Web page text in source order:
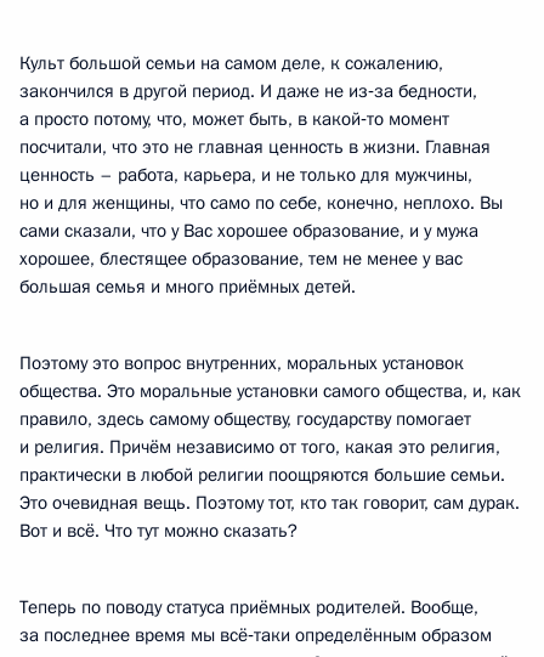
Культ большой семьи на самом деле, к сожалению,
закончился в другой период. И даже не из‑за бедности,
а просто потому, что, может быть, в какой‑то момент
посчитали, что это не главная ценность в жизни. Главная
ценность – работа, карьера, и не только для мужчины,
но и для женщины, что само по себе, конечно, неплохо. Вы
сами сказали, что у Вас хорошее образование, и у мужа
хорошее, блестящее образование, тем не менее у вас
большая семья и много приёмных детей.
Поэтому это вопрос внутренних, моральных установок
общества. Это моральные установки самого общества, и, как
правило, здесь самому обществу, государству помогает
и религия. Причём независимо от того, какая это религия,
практически в любой религии поощряются большие семьи.
Это очевидная вещь. Поэтому тот, кто так говорит, сам дурак.
Вот и всё. Что тут можно сказать?
Теперь по поводу статуса приёмных родителей. Вообще,
за последнее время мы всё‑таки определённым образом